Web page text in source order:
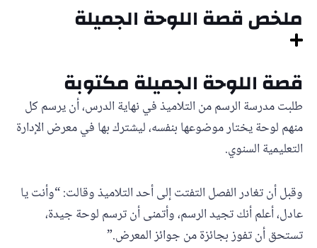
ملخص قصة اللوحة الجميلة
قصة اللوحة الجميلة مكتوبة
طلبت مدرسة الرسم من التلاميذ في نهاية الدرس، أن يرسم كل
منهم لوحة يختار موضوعها بنفسه، ليشترك بها في معرض الإدارة
التعليمية السنوي.
وقبل أن تغادر الفصل التفتت إلى أحد التلاميذ وقالت: “وأنت يا
عادل، أعلم أنك تجيد الرسم، وأتمنى أن ترسم لوحة جيدة،
تستحق أن تفوز بجائزة من جوائز المعرض.”